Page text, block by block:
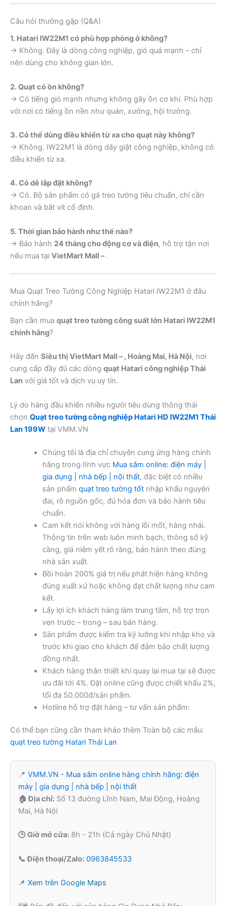
Câu hỏi thường gặp (Q&A)
1. Hatari IW22M1 có phù hợp phòng ở không?
→ Không. Đây là dòng công nghiệp, gió quá mạnh – chỉ
nên dùng cho không gian lớn.
2. Quạt có ồn không?
→ Có tiếng gió mạnh nhưng không gây ồn cơ khí. Phù hợp
với nơi có tiếng ồn nền như quán, xưởng, hội trường.
3. Có thể dùng điều khiển từ xa cho quạt này không?
→ Không. IW22M1 là dòng dây giật công nghiệp, không có
điều khiển từ xa.
4. Có dễ lắp đặt không?
→ Có. Bộ sản phẩm có gá treo tường tiêu chuẩn, chỉ cần
khoan và bắt vít cố định.
5. Thời gian bảo hành như thế nào?
→ Bảo hành 24 tháng cho động cơ và điện, hỗ trợ tận nơi
nếu mua tại VietMart Mall –.
Mua Quạt Treo Tường Công Nghiệp Hatari IW22M1 ở đâu
chính hãng?
Bạn cần mua quạt treo tường công suất lớn Hatari IW22M1
chính hãng?
Hãy đến Siêu thị VietMart Mall – , Hoàng Mai, Hà Nội, nơi
cung cấp đầy đủ các dòng quạt Hatari công nghiệp Thái
Lan với giá tốt và dịch vụ uy tín.
Lý do hàng đầu khiến nhiều người tiêu dùng thông thái
chọn Quạt treo tường công nghiệp Hatari HD IW22M1 Thái
Lan 199W tại VMM.VN
Chúng tôi là địa chỉ chuyên cung ứng hàng chính
hãng trong lĩnh vực Mua sắm online: điện máy |
gia dụng | nhà bếp | nội thất, đặc biệt có nhiều
sản phẩm quạt treo tường tốtnhập khẩu nguyên
đai, rõ nguồn gốc, đủ hóa đơn và bảo hành tiêu
chuẩn.
Cam kết nói không với hàng lỗi mốt, hàng nhái.
Thông tin trên web luôn minh bạch, thông số kỹ
càng, giá niêm yết rõ ràng, bảo hành theo đúng
nhà sản xuất.
Bồi hoàn 200% giá trị nếu phát hiện hàng không
đúng xuất xứ hoặc không đạt chất lượng như cam
kết.
Lấy lợi ích khách hàng làm trung tâm, hỗ trợ trọn
vẹn trước – trong – sau bán hàng.
Sản phẩm được kiểm tra kỹ lưỡng khi nhập kho và
trước khi giao cho khách để đảm bảo chất lượng
đồng nhất.
Khách hàng thân thiết khi quay lại mua tại sẽ được
ưu đãi tới 4%. Đặt online cũng được chiết khấu 2%,
tối đa 50.000đ/sản phẩm.
Hotline hỗ trợ đặt hàng – tư vấn sản phẩm:
Có thể bạn cũng cần tham khảo thêm Toàn bộ các mẫu:
quạt treo tường Hatari Thái Lan
📍 VMM.VN - Mua sắm online hàng chính hãng: điện
máy | gia dụng | nhà bếp | nội thất
🏠 Địa chỉ: Số 13 đường Lĩnh Nam, Mai Động, Hoàng
Mai, Hà Nội
🕒 Giờ mở cửa: 8h - 21h (Cả ngày Chủ Nhật)
📞 Điện thoại/Zalo: 0963845533
📌 Xem trên Google Maps